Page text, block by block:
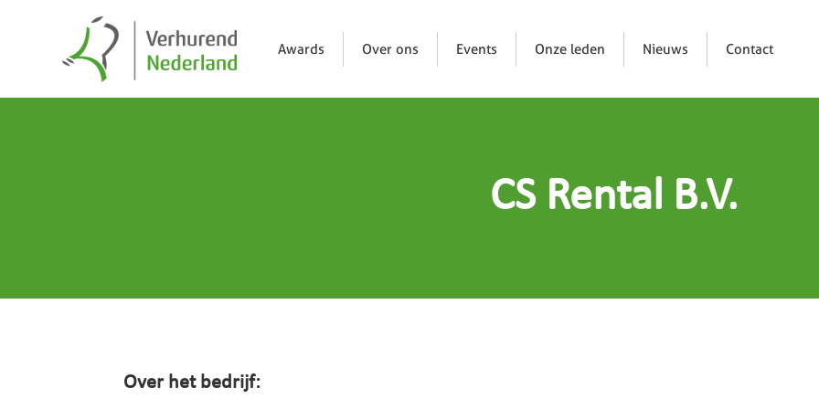
Awards Over ons Events Onze leden Nieuws Contact
CS Rental B.V.
Over het bedrijf: